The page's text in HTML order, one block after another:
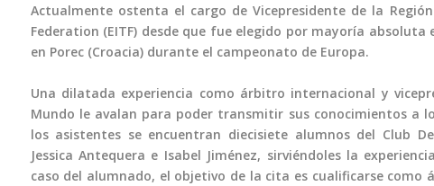
Actualmente ostenta el cargo de Vicepresidente de la
Federation (EITF) desde que fue elegido por mayoría
en Porec (Croacia) durante el campeonato de Europa.
Una dilatada experiencia como árbitro internacional y
Mundo le avalan para poder transmitir sus conocimientos a
los asistentes se encuentran diecisiete alumnos del Club
Jessica Antequera e Isabel Jiménez, sirviéndoles la
caso del alumnado, el objetivo de la cita es cualificarse